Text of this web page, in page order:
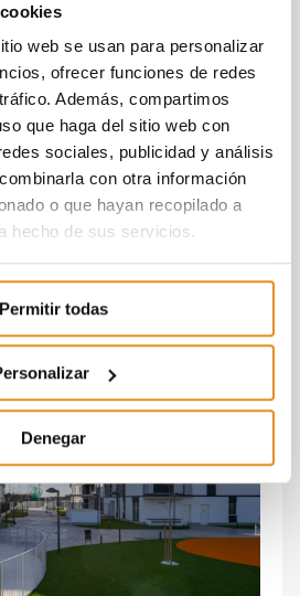
web se usan para personalizar
ofrecer funciones de redes
Además, compartimos
que haga del sitio web con
sociales, publicidad y análisis
con otra información
o que hayan recopilado a
hecho de sus servicios.
Permitir todas
Denegar